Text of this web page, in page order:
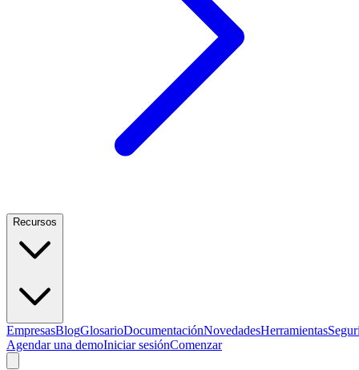
Recursos
EmpresasBlogGlosarioDocumentaciónNovedadesHerramientas
Agendar una demoIniciar sesiónComenzar